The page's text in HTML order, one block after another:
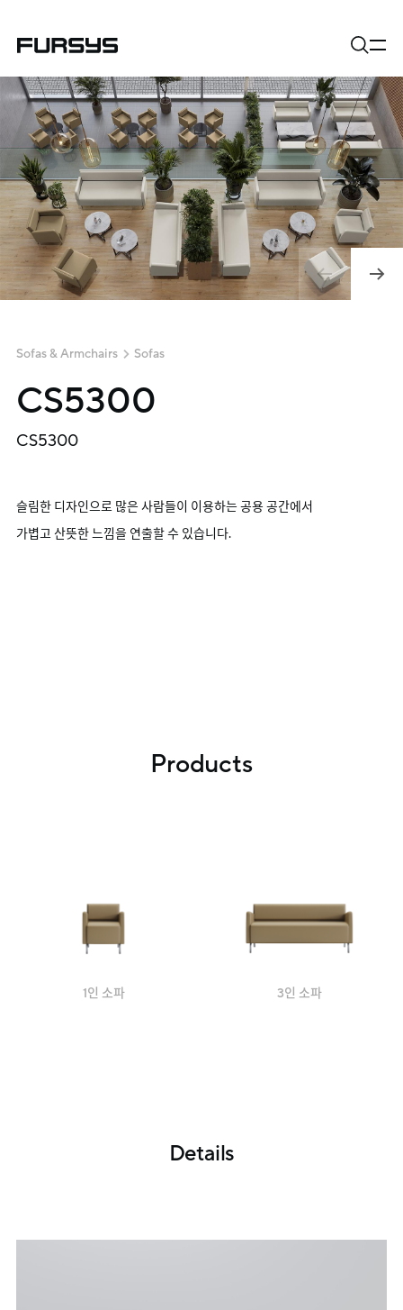
Sofas & Armchairs Sofas
CS5300
CS5300
슬림한 디자인으로 많은 사람들이 이용하는 공용 공간에서
가볍고 산뜻한 느낌을 연출할 수 있습니다.
Products
1인 소파 3인 소파
Details